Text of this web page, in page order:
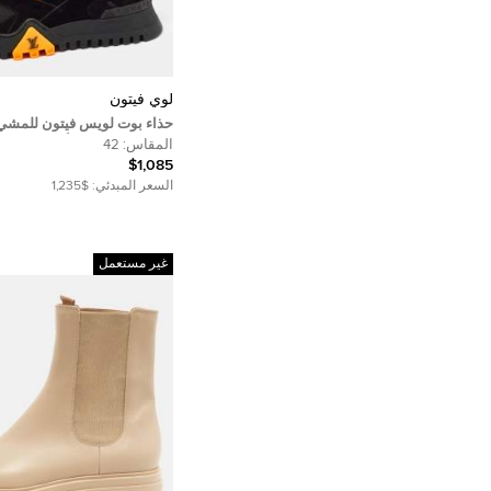
لوي فيتون
حذاء بوت لويس فيتون
وقماشي برتقالي/أسود مقاس 42
المقاس: 42
$1,085
السعر المبدئي: $1,235
غير مستعمل